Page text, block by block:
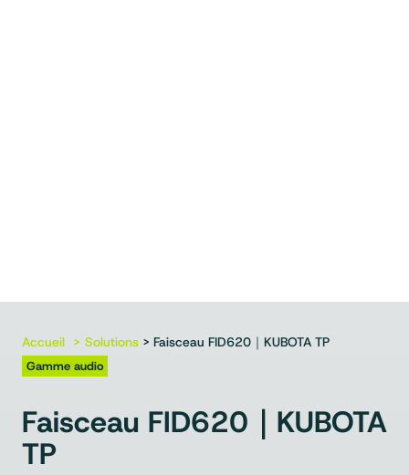
Accueil Solutions > Faisceau FID620｜KUBOTA TP
Gamme audio
Faisceau FID620｜KUBOTA
TP